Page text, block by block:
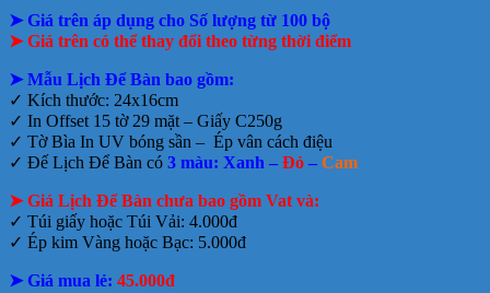
➤ Giá trên áp dụng cho Số lượng từ 100 bộ
➤Giá trên có thể thay đổi theo từng thời điểm
➤ Mẫu Lịch Để Bàn bao gồm:
✓ Kích thước: 24x16cm
✓ In Offset 15 tờ 29 mặt – Giấy C250g
✓ Tờ Bìa In UV bóng sần – Ép vân cách điệu
✓ Đế Lịch Để Bàn có 3 màu: Xanh – Đỏ – Cam
➤ Giá Lịch Để Bàn chưa bao gồm Vat và:
✓ Túi giấy hoặc Túi Vải: 4.000đ
✓ Ép kim Vàng hoặc Bạc: 5.000đ
➤ Giá mua lẻ: 45.000đ